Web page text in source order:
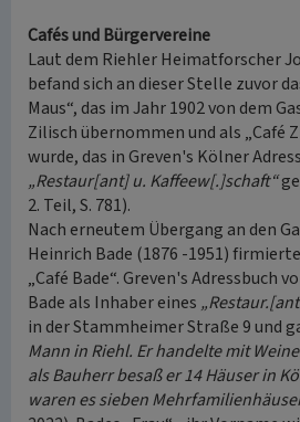
Cafés und Bürgervereine
Laut dem Riehler Heimatforscher
befand sich an dieser Stelle zuvor
Maus“, das im Jahr 1902 von dem
Zilisch übernommen und als „Café
wurde, das in Greven's Kölner
„Restaur[ant] u. Kaffeew[.]schaft“
2. Teil, S. 781).
Nach erneutem Übergang an den
Heinrich Bade (1876 -1951)
„Café Bade“. Greven's Adressbuch
Bade als Inhaber eines
in der Stammheimer Straße 9 und
Mann in Riehl. Er handelte mit
als Bauherr besaß er 14 Häuser in
waren es sieben